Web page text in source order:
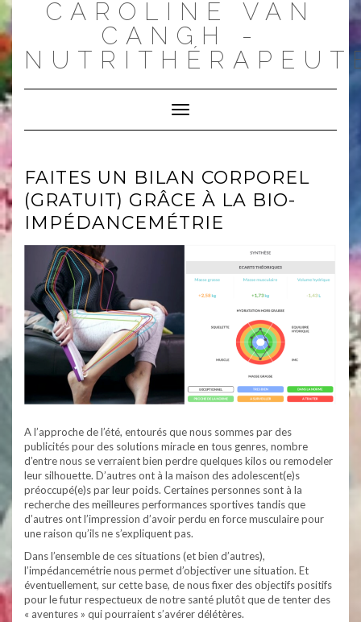
Skip
to
content
CAROLINE VAN
CANGH -
Toggle
Navigation
FAITES UN BILAN CORPOREL
(GRATUIT) GRÂCE À LA BIO-
IMPÉDANCEMÉTRIE
A l’approche de l’été, entourés que nous sommes par des
publicités pour des solutions miracle en tous genres, nombre
d’entre nous se verraient bien perdre quelques kilos ou remodeler
leur silhouette. D’autres ont à la maison des adolescent(e)s
préoccupé(e)s par leur poids. Certaines personnes sont à la
recherche des meilleures performances sportives tandis que
d’autres ont l’impression d’avoir perdu en force musculaire pour
une raison qu’ils ne s’expliquent pas.
Dans l’ensemble de ces situations (et bien d’autres),
l’impédancemétrie nous permet d’objectiver une situation. Et
éventuellement, sur cette base, de nous fixer des objectifs positifs
pour le futur respectueux de notre santé plutôt que de tenter des
« aventures » qui pourraient s’avérer délétères.